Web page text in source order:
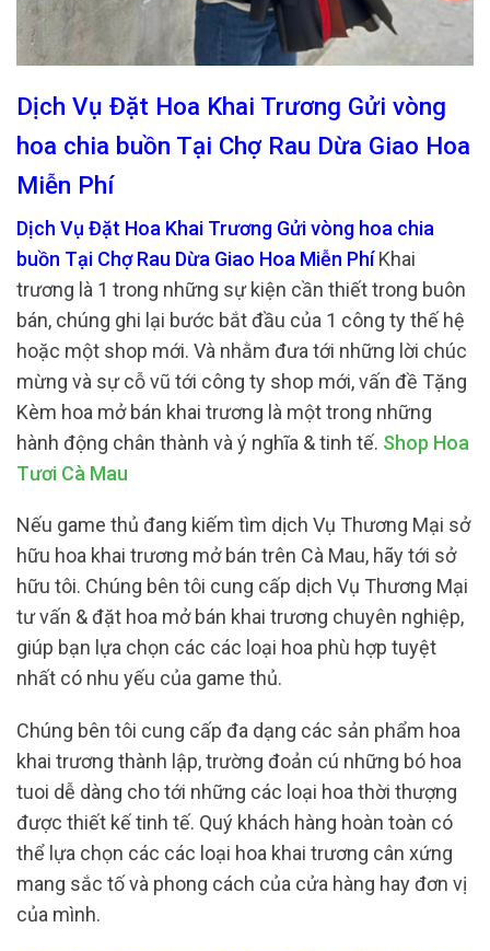
Dịch Vụ Đặt Hoa Khai Trương Gửi vòng
hoa chia buồn Tại Chợ Rau Dừa Giao Hoa
Miễn Phí
Dịch Vụ Đặt Hoa Khai Trương Gửi vòng hoa chia
buồn Tại Chợ Rau Dừa Giao Hoa Miễn PhíKhai
trương là 1 trong những sự kiện cần thiết trong buôn
bán, chúng ghi lại bước bắt đầu của 1 công ty thế hệ
hoặc một shop mới. Và nhằm đưa tới những lời chúc
mừng và sự cỗ vũ tới công ty shop mới, vấn đề Tặng
Kèm hoa mở bán khai trương là một trong những
hành động chân thành và ý nghĩa & tinh tế. Shop Hoa
Tươi Cà Mau
Nếu game thủ đang kiếm tìm dịch Vụ Thương Mại sở
hữu hoa khai trương mở bán trên Cà Mau, hãy tới sở
hữu tôi. Chúng bên tôi cung cấp dịch Vụ Thương Mại
tư vấn & đặt hoa mở bán khai trương chuyên nghiệp,
giúp bạn lựa chọn các các loại hoa phù hợp tuyệt
nhất có nhu yếu của game thủ.
Chúng bên tôi cung cấp đa dạng các sản phẩm hoa
khai trương thành lập, trường đoản cú những bó hoa
tuoi dễ dàng cho tới những các loại hoa thời thượng
được thiết kế tinh tế. Quý khách hàng hoàn toàn có
thể lựa chọn các các loại hoa khai trương cân xứng
mang sắc tố và phong cách của cửa hàng hay đơn vị
của mình.